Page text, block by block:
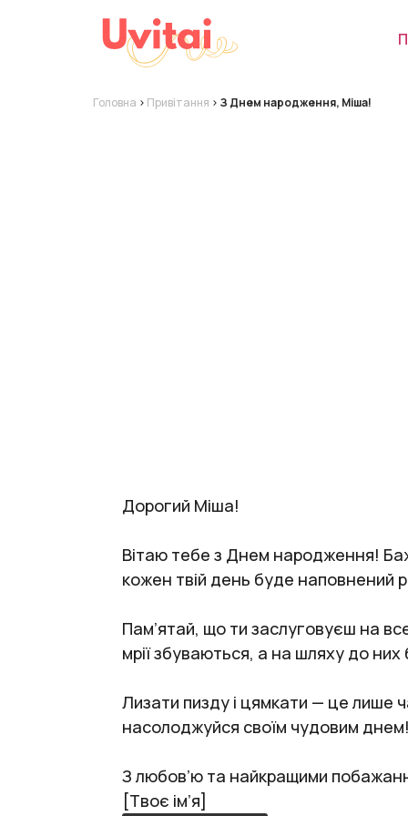
Головна > Привітання > З Днем народження, Міша!
Дорогий Міша!
Вітаю тебе з Днем народження!
кожен твій день буде наповнений
Пам’ятай, що ти заслуговуєш на
мрії збуваються, а на шляху до
Лизати пизду і цямкати — це лише
насолоджуйся своїм чудовим днем!
З любов’ю та найкращими
[Твоє ім’я]